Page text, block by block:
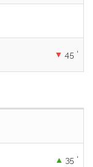
45 '
35 '